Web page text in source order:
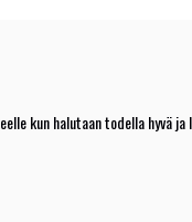
kun halutaan todella hyvä